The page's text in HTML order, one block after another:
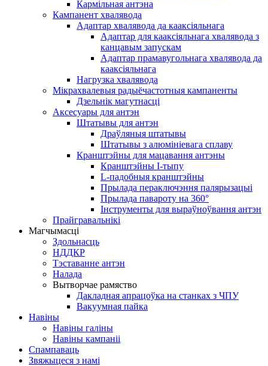
Кармільная антэна
Кампанент хвалявода
Адаптар хвалявода да кааксіяльнага
Адаптар для кааксіяльнага хвалявода з
канцавым запускам
Адаптар прамавугольнага хвалявода да
кааксіяльнага
Нагрузка хвалявода
Мікрахвалевыя радыёчастотныя кампаненты
Дзельнік магутнасці
Аксесуары для антэн
Штатывы для антэн
Драўляныя штатывы
Штатывы з алюмініевага сплаву
Кранштэйны для мацавання антэны
Кранштэйны I-тыпу
L-падобныя кранштэйны
Прылада пераключэння палярызацыі
Прылада павароту на 360°
Інструменты для выраўноўвання антэн
Прайгравальнікі
Магчымасці
Здольнасць
НДДКР
Тэставанне антэн
Налада
Вытворчае рамяство
Дакладная апрацоўка на станках з ЧПУ
Вакуумная пайка
Навіны
Навіны галіны
Навіны кампаніі
Спампаваць
Звяжыцеся з намі